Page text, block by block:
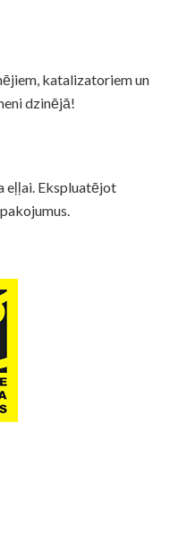
katalizatoriem un
dzinējā!
eļļai. Ekspluatējot